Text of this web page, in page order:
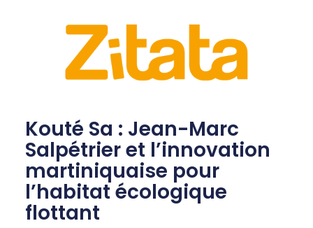
Kouté Sa : Jean-Marc
Salpétrier et l’innovation
martiniquaise pour
l’habitat écologique
flottant